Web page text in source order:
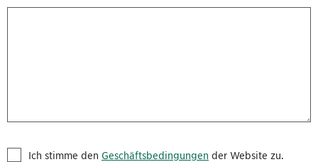
Ich stimme den Geschäftsbedingungen der Website zu.